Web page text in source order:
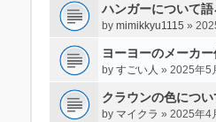
ハンガーについて語
by mimikkyu1115 »
ヨーヨーのメーカー
by すごい人 » 2025年5
クラウンの色につい
by マイクラ » 2025年4